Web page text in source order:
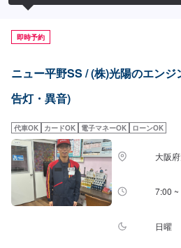
即時予約
ニュー平野SS / (株)光陽のエン
告灯・異音)
代車OK カードOK 電子マネーOK ローンOK
大阪
7:00
日曜